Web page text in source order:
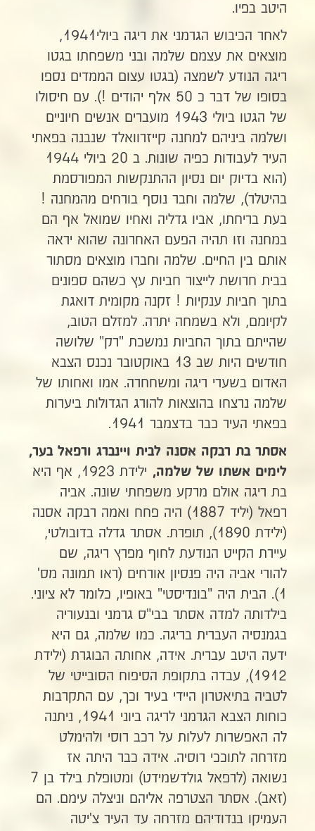
היטב בפיו.
לאחר הכיבוש הגרמני את ריגה ביולי1941,
מוצאים את עצמם שלמה ובני משפחתו בגטו
ריגה הנודע לשמצה (בגטו עצום הממדים נספו
בסופו של דבר כ 50 אלף יהודים !). עם חיסולו
של הגטו ביולי 1943 מועברים אנשים חיוניים
ושלמה ביניהם למחנה קייזרוואלד שנבנה בפאתי
העיר לעבודות כפיה שונות. ב 20 ביולי 1944
(הוא בדיוק יום נסיון ההתנקשות המפורסמת
בהיטלר), שלמה וחבר נוסף בורחים מהמחנה !
בעת בריחתו, אביו גדליה ואחיו שמואל אף הם
במחנה וזו תהיה הפעם האחרונה שהוא יראה
אותם בין החיים. שלמה וחברו מוצאים מסתור
בבית חרושת לייצור חביות עץ כשהם ספונים
בתוך חביות ענקיות ! זקנה מקומית דואגת
לקיומם, ולא בשמחה יתרה. למזלם הטוב,
שהייתם בתוך החביות נמשכת "רק" שלושה
חודשים היות שב 13 באוקטובר נכנס הצבא
האדום בשערי ריגה ומשחחרה. אמו ואחותו של
שלמה נרצחו בהוצאות להורג הגדולות ביערות
בפאתי העיר כבר בדצמבר 1941.
אסתר בת רבקה אסנה לבית ויינברג ורפאל בער,
לימים אשתו של שלמה,
ילידת 1923, אף היא
בת ריגה אולם מרקע משפחתי שונה. אביה
רפאל (יליד 1887) היה פחח ואמה רבקה אסנה
(ילידת 1890), תופרת. אסתר גדלה בדובולטי,
עיירת הקייט הנודעת לחוף מפרץ ריגה, שם
להורי אביה היה פנסיון אורחים (ראו תמונה מס'
1). הבית היה "בונדיסטי" באופיו, כלומר לא ציוני.
בילדותה למדה אסתר בבי"ס גרמני ובנעוריה
בגמנסיה העברית בריגה. כמו שלמה, גם היא
ידעה היטב עברית. אידה, אחותה הבוגרת (ילידת
1912), עבדה בתקופת הסיפוח הסובייטי של
לטביה בתיאטרון היידי בעיר וכך, עם התקרבות
כוחות הצבא הגרמני לריגה ביוני 1941, ניתנה
לה האפשרות לעלות על רכב רוסי ולהימלט
מזרחה לתוככי רוסיה. אידה כבר היתה אז
נשואה (לרפאל גולדשמידט) ומטופלת בילד בן 7
(זאב). אסתר הצטרפה אליהם וניצלה עימם. הם
העמיקו בנדודיהם מזרחה עד העיר צ'יטה